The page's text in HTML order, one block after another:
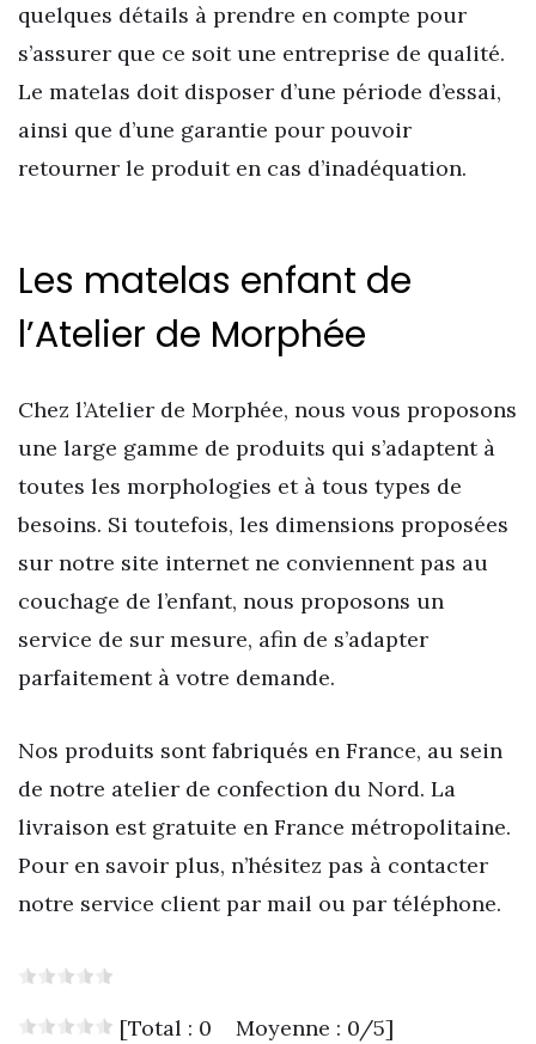
quelques détails à prendre en compte pour
s’assurer que ce soit une entreprise de qualité.
Le matelas doit disposer d’une période d’essai,
ainsi que d’une garantie pour pouvoir
retourner le produit en cas d’inadéquation.
Les matelas enfant de
l’Atelier de Morphée
Chez l’Atelier de Morphée, nous vous proposons
une large gamme de produits qui s’adaptent à
toutes les morphologies et à tous types de
besoins. Si toutefois, les dimensions proposées
sur notre site internet ne conviennent pas au
couchage de l’enfant, nous proposons un
service de sur mesure, afin de s’adapter
parfaitement à votre demande.
Nos produits sont fabriqués en France, au sein
de notre atelier de confection du Nord. La
livraison est gratuite en France métropolitaine.
Pour en savoir plus, n’hésitez pas à contacter
notre service client par mail ou par téléphone.
[Total : 0 Moyenne : 0/5]